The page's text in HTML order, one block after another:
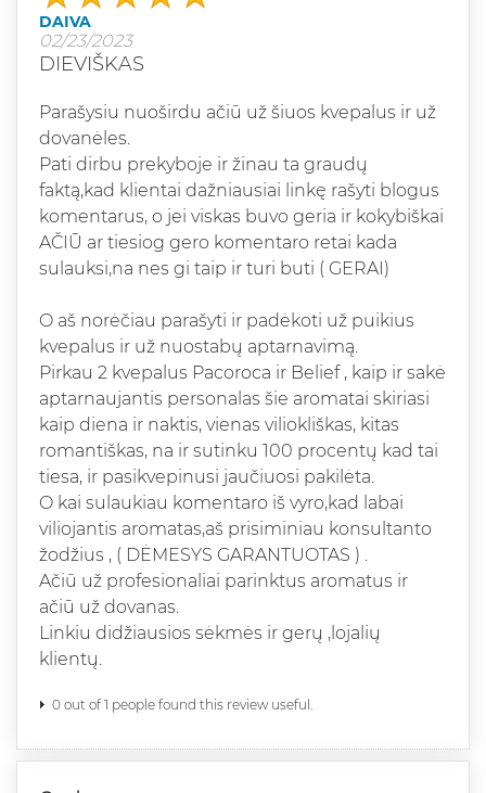
DAIVA
02/23/2023
DIEVIŠKAS
Parašysiu nuoširdu ačiū už šiuos kvepalus ir už
dovanėles.
Pati dirbu prekyboje ir žinau ta graudų
faktą,kad klientai dažniausiai linkę rašyti blogus
komentarus, o jei viskas buvo geria ir kokybiškai
AČIŪ ar tiesiog gero komentaro retai kada
sulauksi,na nes gi taip ir turi buti ( GERAI)
O aš norėčiau parašyti ir padėkoti už puikius
kvepalus ir už nuostabų aptarnavimą.
Pirkau 2 kvepalus Pacoroca ir Belief , kaip ir sakė
aptarnaujantis personalas šie aromatai skiriasi
kaip diena ir naktis, vienas viliokliškas, kitas
romantiškas, na ir sutinku 100 procentų kad tai
tiesa, ir pasikvepinusi jaučiuosi pakilėta.
O kai sulaukiau komentaro iš vyro,kad labai
viliojantis aromatas,aš prisiminiau konsultanto
žodžius , ( DĖMESYS GARANTUOTAS ) .
Ačiū už profesionaliai parinktus aromatus ir
ačiū už dovanas.
Linkiu didžiausios sėkmės ir gerų ,lojalių
klientų.
0 out of 1 people found this review useful.